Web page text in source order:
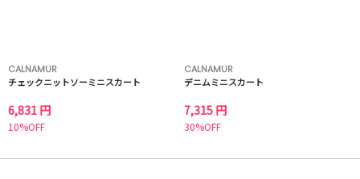
CALNAMUR
チェックニットソーミニスカート
6,831 円
10%OFF
CALNAMUR
デニムミニスカート
7,315 円
30%OFF